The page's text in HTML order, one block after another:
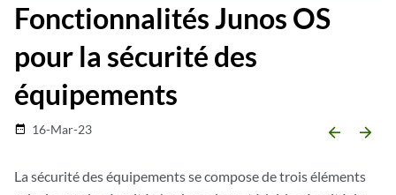
Fonctionnalités Junos OS
pour la sécurité des
équipements
date_range 16-Mar-23 arrow_backward arrow_forward
La sécurité des équipements se compose de trois éléments